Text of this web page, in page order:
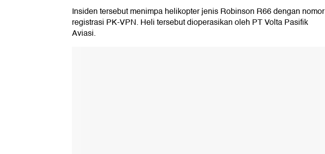
Insiden tersebut menimpa helikopter jenis Robinson R66 dengan nomor
registrasi PK-VPN. Heli tersebut dioperasikan oleh PT Volta Pasifik
Aviasi.